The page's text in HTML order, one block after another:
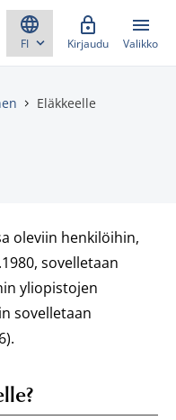
Kirjaudu Valikko
Eläkkeelle
oleviin henkilöihin,
sovelletaan
yliopistojen
sovelletaan